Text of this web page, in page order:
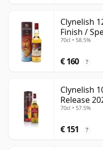
Clynelish
Finish /
70cl • 58.5%
€ 160 ?
Clynelish
Release
70cl • 57.5%
€ 151 ?